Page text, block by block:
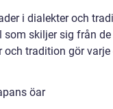
i dialekter och
skiljer sig från
tradition gör
öar